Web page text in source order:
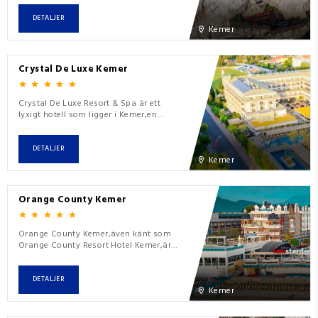
Kemer
Medelhavskusten i Turkiet.Omgivet av
den vackra utsikten över Medelhavet
service och faciliteter och ger sina
gäster en oförglömlig
semesterupplevelse.Här är några
viktiga detaljer om hotellet:L
DETALJER
Kemer
Crystal De Luxe Kemer
Crystal De Luxe Resort & Spa är ett
lyxigt hotell som ligger i Kemer,en
medelhavskust.Resorten är känd för
sina all-inclusive-tjänster,olika
nära stranden.Med sina högkvalitativa
faciliteter,bekväma boenden och
familjevänliga atmosfär är det en ofta
DETALJER
Kemer
Orange County Kemer
Orange County Kemer,även känt som
Orange County Resort Hotel Kemer,är
Kemer.Kemer är en stad i provinsen
Antalya,känd för sina vackra
längs Medelhavskusten. Orange
County Resort Hotel är särskilt
DETALJER